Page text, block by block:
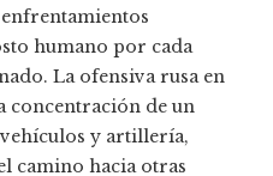
humano por cada
La ofensiva rusa en
concentración de un
y artillería,
camino hacia otras